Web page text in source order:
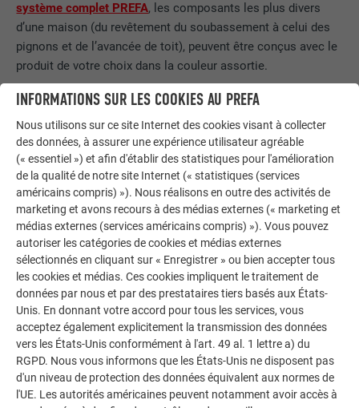
système complet PREFA, les composants les plus divers
d’une maison (du revêtement du soubassement à celui des
pignons et de l’avancée de toit), peuvent être conçus avec le
produit de votre choix dans la couleur assortie.
Même lesystème d’évacuation des eaux(gouttières, tuyaux
présenter une couleur adaptée à l’aspect général et ainsi
paraître pratiquement invisible ou souligner l’architecture du
bâtiment par une couleur contrastante. Le système
d’évacuation des eaux PREFA comprend desgouttièresen
aluminium, deforme carrée et ronde, qui peuvent être
choisies à volonté. Le système complet PREFA garantit une
imbrication idéale de tous les composants : du toit à la
façade et à tous les accessoires, en passant par le système
d’évacuation des eaux.
Un habillage PREFA confère non seulement à la façade un
aspect individuel , mais la protège aussi de manièreoptimale
contre les influences météorologiques.Comme vous pouvez
le constater, presque aucune limite n’est fixée à votre
créativité pour la conception de la surface de votre nouvelle
INFORMATIONS SUR LES COOKIES AU PREFA
Nous utilisons sur ce site Internet des cookies visant à collecter
des données, à assurer une expérience utilisateur agréable
(« essentiel ») et afin d'établir des statistiques pour l'amélioration
de la qualité de notre site Internet (« statistiques (services
américains compris) »). Nous réalisons en outre des activités de
marketing et avons recours à des médias externes (« marketing et
médias externes (services américains compris) »). Vous pouvez
autoriser les catégories de cookies et médias externes
sélectionnés en cliquant sur « Enregistrer » ou bien accepter tous
les cookies et médias. Ces cookies impliquent le traitement de
données par nous et par des prestataires tiers basés aux États-
Unis. En donnant votre accord pour tous les services, vous
acceptez également explicitement la transmission des données
vers les États-Unis conformément à l'art. 49 al. 1 lettre a) du
RGPD. Nous vous informons que les États-Unis ne disposent pas
d'un niveau de protection des données équivalent aux normes de
l'UE. Les autorités américaines peuvent notamment avoir accès à